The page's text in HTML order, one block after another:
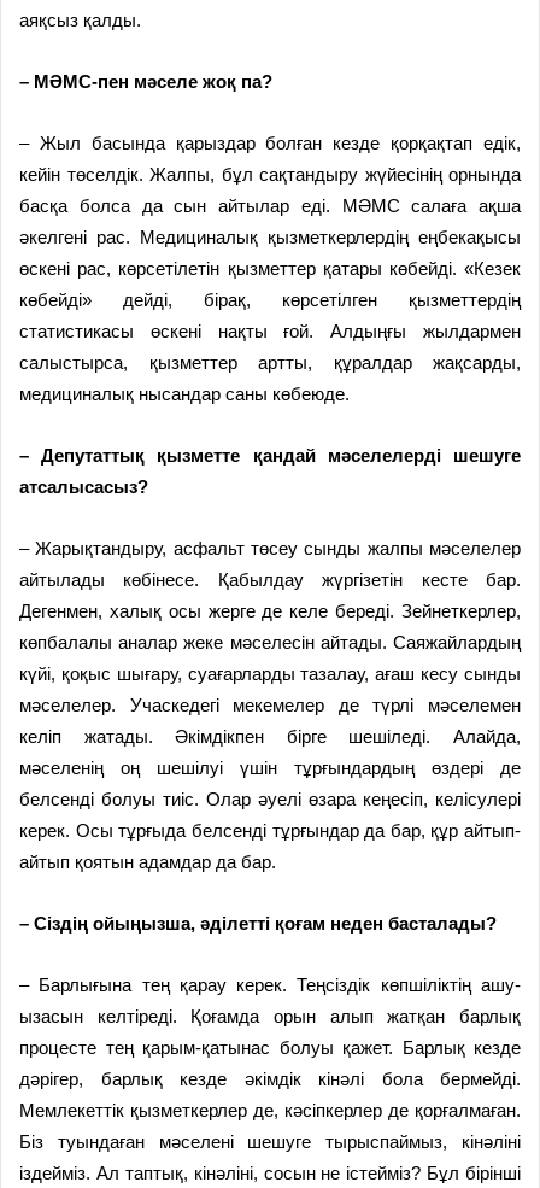
аяқсыз қалды.
– МӘМС-пен мәселе жоқ па?
– Жыл басында қарыздар болған кезде қорқақтап едік,
кейін төселдік. Жалпы, бұл сақтандыру жүйесінің орнында
басқа болса да сын айтылар еді. МӘМС салаға ақша
әкелгені рас. Медициналық қызметкерлердің еңбекақысы
өскені рас, көрсетілетін қызметтер қатары көбейді. «Кезек
көбейді» дейді, бірақ, көрсетілген қызметтердің
статистикасы өскені нақты ғой. Алдыңғы жылдармен
салыстырса, қызметтер артты, құралдар жақсарды,
медициналық нысандар саны көбеюде.
– Депутаттық қызметте қандай мәселелерді шешуге
атсалысасыз?
– Жарықтандыру, асфальт төсеу сынды жалпы мәселелер
айтылады көбінесе. Қабылдау жүргізетін кесте бар.
Дегенмен, халық осы жерге де келе береді. Зейнеткерлер,
көпбалалы аналар жеке мәселесін айтады. Саяжайлардың
күйі, қоқыс шығару, суағарларды тазалау, ағаш кесу сынды
мәселелер. Учаскедегі мекемелер де түрлі мәселемен
келіп жатады. Әкімдікпен бірге шешіледі. Алайда,
мәселенің оң шешілуі үшін тұрғындардың өздері де
белсенді болуы тиіс. Олар әуелі өзара кеңесіп, келісулері
керек. Осы тұрғыда белсенді тұрғындар да бар, құр айтып-
айтып қоятын адамдар да бар.
– Сіздің ойыңызша, әділетті қоғам неден басталады?
– Барлығына тең қарау керек. Теңсіздік көпшіліктің ашу-
ызасын келтіреді. Қоғамда орын алып жатқан барлық
процесте тең қарым-қатынас болуы қажет. Барлық кезде
дәрігер, барлық кезде әкімдік кінәлі бола бермейді.
Мемлекеттік қызметкерлер де, кәсіпкерлер де қорғалмаған.
Біз туындаған мәселені шешуге тырыспаймыз, кінәліні
іздейміз. Ал таптық, кінәліні, сосын не істейміз? Бұл бірінші